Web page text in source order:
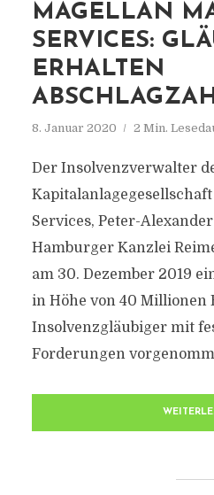
MAGELLAN
SERVICES:
ERHALTEN
8. Januar 2020 2 Min.
Der Insolvenzverwalter
Services, Peter-
Hamburger Kanzlei
am 30. Dezember 2019
in Höhe von 40 Millionen
Insolvenzgläubiger mit
Forderungen